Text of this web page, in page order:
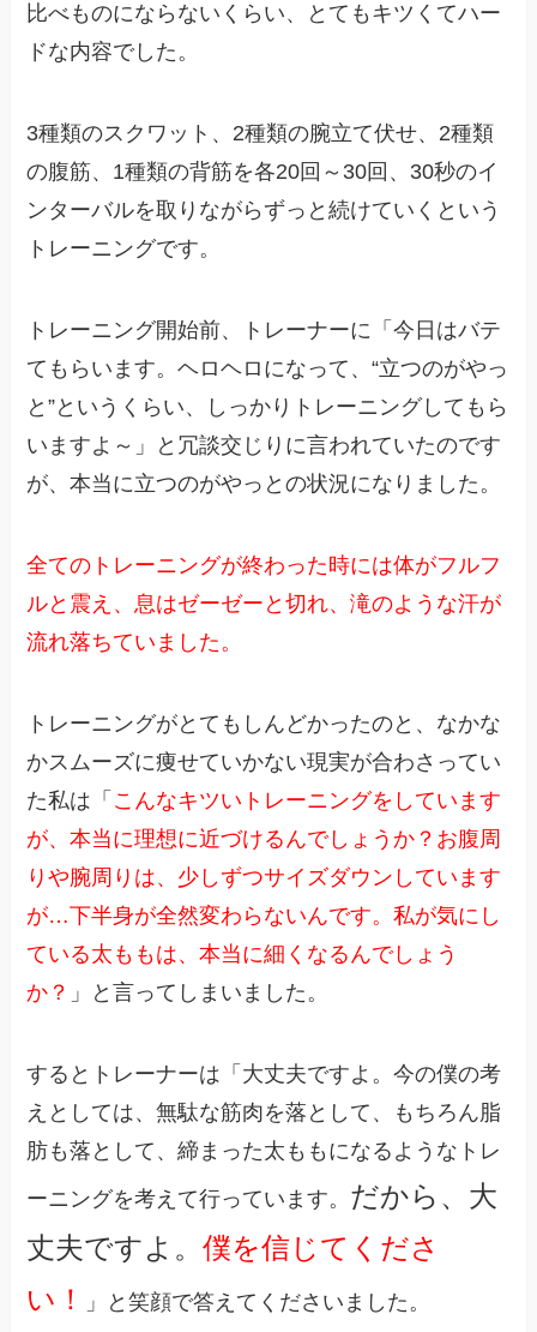
比べものにならないくらい、とてもキツくてハー
ドな内容でした。
3種類のスクワット、2種類の腕立て伏せ、2種類
の腹筋、1種類の背筋を各20回～30回、30秒のイ
ンターバルを取りながらずっと続けていくという
トレーニングです。
トレーニング開始前、トレーナーに「今日はバテ
てもらいます。ヘロヘロになって、“立つのがやっ
と”というくらい、しっかりトレーニングしてもら
いますよ～」と冗談交じりに言われていたのです
が、本当に立つのがやっとの状況になりました。
全てのトレーニングが終わった時には体がフルフ
ルと震え、息はゼーゼーと切れ、滝のような汗が
流れ落ちていました。
トレーニングがとてもしんどかったのと、なかな
かスムーズに痩せていかない現実が合わさってい
た私は「 こんなキツいトレーニングをしています
が、本当に理想に近づけるんでしょうか？お腹周
りや腕周りは、少しずつサイズダウンしています
が…下半身が全然変わらないんです。私が気にし
ている太ももは、本当に細くなるんでしょう
か？ 」と言ってしまいました。
するとトレーナーは「大丈夫ですよ。今の僕の考
えとしては、無駄な筋肉を落として、もちろん脂
肪も落として、締まった太ももになるようなトレ
ーニングを考えて行っています。 だから、大
丈夫ですよ。僕を信じてくださ
い！
」と笑顔で答えてくださいました。